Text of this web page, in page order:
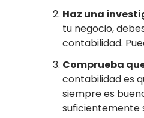
Haz una
tu negocio,
contabilidad.
Comprueba
contabilidad es
siempre es
suficientemente